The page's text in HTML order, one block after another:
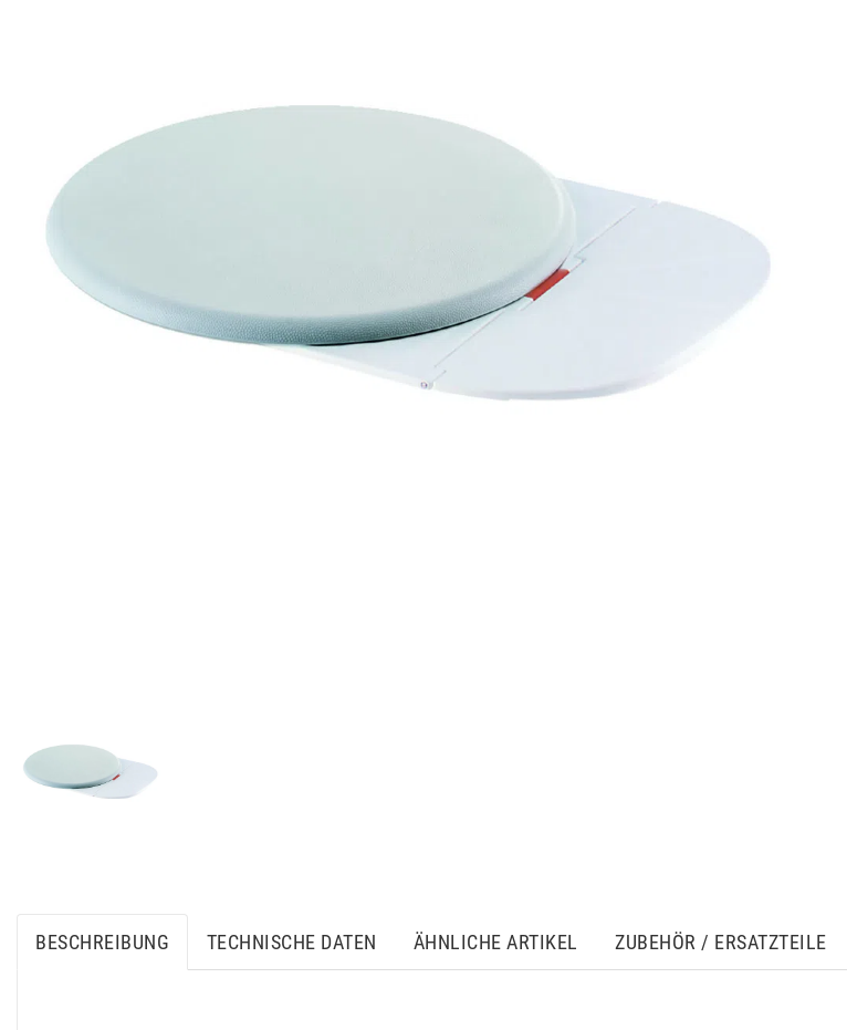
BESCHREIBUNG TECHNISCHE DATEN ÄHNLICHE ARTIKEL ZUBEHÖR / ERSATZTEILE